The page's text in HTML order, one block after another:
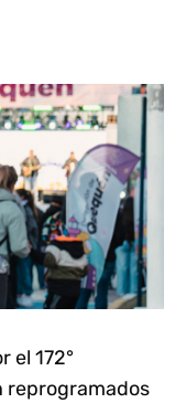
el 172°
reprogramados